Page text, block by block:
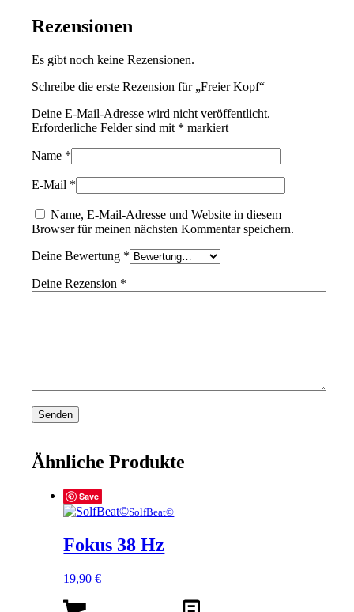
Rezensionen
Es gibt noch keine Rezensionen.
Schreibe die erste Rezension für „Freier Kopf“
Deine E-Mail-Adresse wird nicht veröffentlicht.
Erforderliche Felder sind mit * markiert
Name *
E-Mail *
Name, E-Mail-Adresse und Website in diesem
Browser für meinen nächsten Kommentar speichern.
Deine Bewertung *
Deine Rezension *
Ähnliche Produkte
Save
SolfBeat©
Fokus 38 Hz
19,90€